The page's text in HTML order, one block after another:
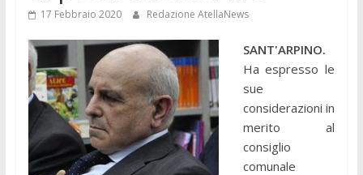
17 Febbraio 2020 Redazione AtellaNews
SANT'ARPINO.
Ha espresso le
sue
considerazioni in
merito al
consiglio
comunale